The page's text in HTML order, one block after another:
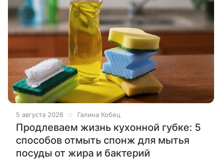
5 августа 2026 Галина Кобец
Продлеваем жизнь кухонной губке: 5
способов отмыть спонж для мытья
посуды от жира и бактерий